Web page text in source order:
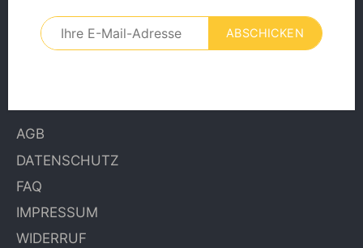
Schreib uns an +49 1575 5173665
AGB
DATENSCHUTZ
FAQ
IMPRESSUM
WIDERRUF
ABSCHICKEN